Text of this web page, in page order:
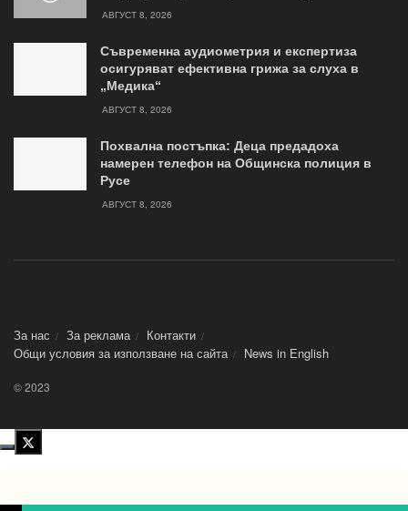
АВГУСТ 8, 2026
Съвременна аудиометрия и експертиза
осигуряват ефективна грижа за слуха в
„Медика“
АВГУСТ 8, 2026
Похвална постъпка: Деца предадоха
намерен телефон на Общинска полиция в
Русе
АВГУСТ 8, 2026
За нас За реклама
Контакти
Общи условия за използване на сайта
News in Еnglish
© 2023